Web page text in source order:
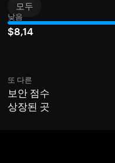
모두
낮음
$8,14
또 다른
보안 점수
상장된 곳